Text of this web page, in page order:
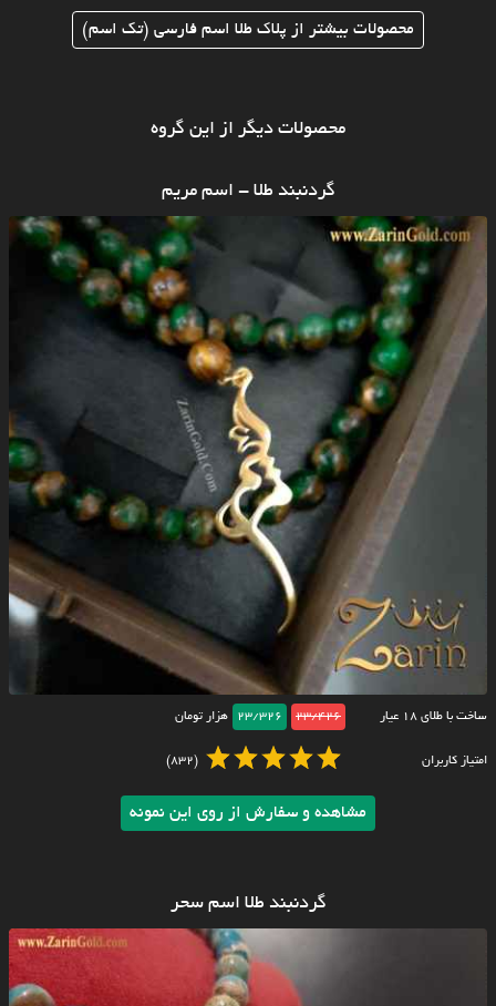
محصولات بیشتر از پلاک طلا اسم فارسی (تک اسم)
محصولات دیگر از این گروه
گردنبند طلا - اسم مریم
ساخت با طلای ۱۸ عیار 23/426
23/326 هزار تومان
امتیاز کاربران (832)
مشاهده و سفارش از روی این نمونه
گردنبند طلا اسم سحر